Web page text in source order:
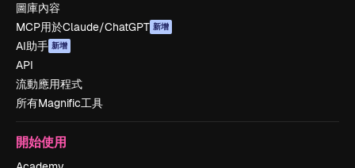
圖庫內容
MCP用於Claude/ChatGPT 新增
AI助手 新增
API
流動應用程式
所有Magnific工具
開始使用